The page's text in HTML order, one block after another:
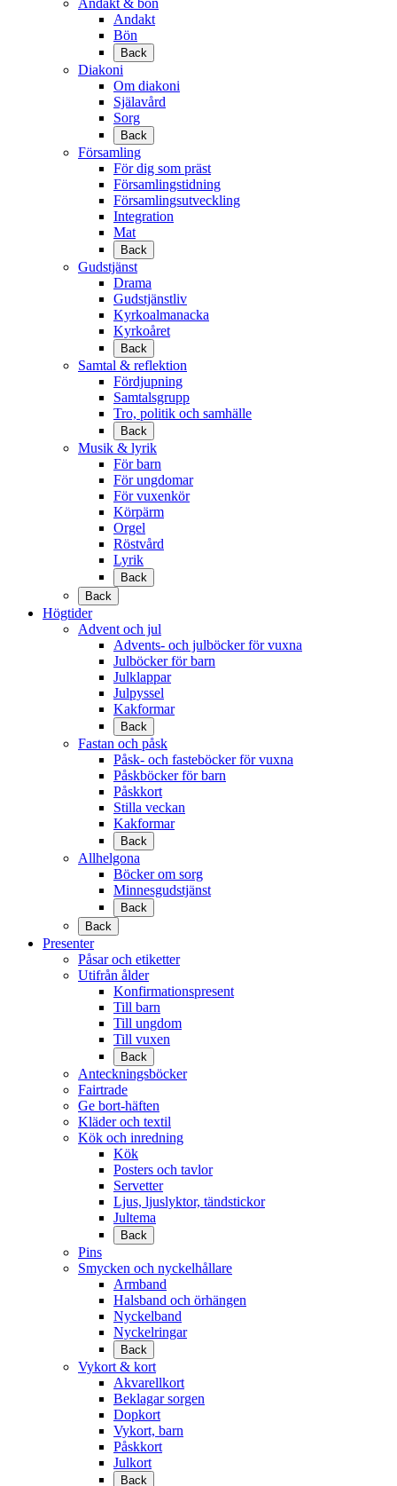
Andakt & bön
Andakt
Bön
Back
Diakoni
Om diakoni
Själavård
Sorg
Back
Församling
För dig som präst
Församlingstidning
Församlingsutveckling
Integration
Mat
Back
Gudstjänst
Drama
Gudstjänstliv
Kyrkoalmanacka
Kyrkoåret
Back
Samtal & reflektion
Fördjupning
Samtalsgrupp
Tro, politik och samhälle
Back
Musik & lyrik
För barn
För ungdomar
För vuxenkör
Körpärm
Orgel
Röstvård
Lyrik
Back
Back
Högtider
Advent och jul
Advents- och julböcker för vuxna
Julböcker för barn
Julklappar
Julpyssel
Kakformar
Back
Fastan och påsk
Påsk- och fasteböcker för vuxna
Påskböcker för barn
Påskkort
Stilla veckan
Kakformar
Back
Allhelgona
Böcker om sorg
Minnesgudstjänst
Back
Back
Presenter
Påsar och etiketter
Utifrån ålder
Konfirmationspresent
Till barn
Till ungdom
Till vuxen
Back
Anteckningsböcker
Fairtrade
Ge bort-häften
Kläder och textil
Kök och inredning
Kök
Posters och tavlor
Servetter
Ljus, ljuslyktor, tändstickor
Jultema
Back
Pins
Smycken och nyckelhållare
Armband
Halsband och örhängen
Nyckelband
Nyckelringar
Back
Vykort & kort
Akvarellkort
Beklagar sorgen
Dopkort
Vykort, barn
Påskkort
Julkort
Back